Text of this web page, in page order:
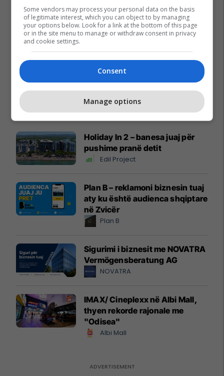
Reklamo këtu
Holiday In 2 – banesa juaj për
pushime pranë detit
Edil Project
Plan B – reklamoni biznesin tuaj
aty ku është audienca shqiptare
në Zvicër
Plan B
Sigurimi i biznesit me NOVATRA
Vermögensberatung AG
NOVATRA
IMAX/ Cineplexx në Albi Mall,
thyen rekorde rajonale me
"Odisea"
Albi Mall
Some vendors may process your personal data on the basis
of legitimate interest, which you can object to by managing
your options below. Look for a link at the bottom of this page
or in the site menu to manage or withdraw consent in privacy
and cookie settings.
Consent
Manage options